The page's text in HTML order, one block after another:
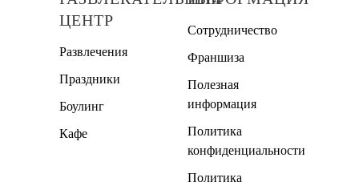
ЦЕНТР
Развлечения
Праздники
Боулинг
Кафе
Сотрудничество
Франшиза
Полезная
информация
Политика
конфиденциальности
Политика